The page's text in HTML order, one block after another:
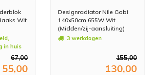
Wit
in huis
67,00
55,00
Designradiator Nile Gobi
140x50cm 655W Wit
(Midden/zij-aansluiting)
3 werkdagen
155,00
130,00